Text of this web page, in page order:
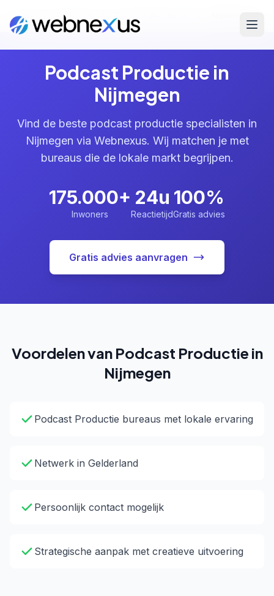
Home Diensten Podcast Productie
Podcast Productie in
Nijmegen
Vind de beste podcast productie specialisten in
Nijmegen via Webnexus. Wij matchen je met
bureaus die de lokale markt begrijpen.
175.000+
Inwoners
24u
Reactietijd
100%
Gratis advies
Gratis advies aanvragen
Voordelen van Podcast Productie in
Nijmegen
Podcast Productie bureaus met lokale ervaring
Netwerk in Gelderland
Persoonlijk contact mogelijk
Strategische aanpak met creatieve uitvoering